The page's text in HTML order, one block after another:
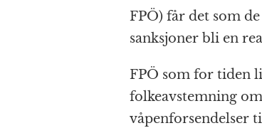
e
b
o
o
k
e
n
g
e
r
s
A
p
p
FPÖ) får det som
sanksjoner bli en
FPÖ som for tiden
folkeavstemning
våpenforsendelser